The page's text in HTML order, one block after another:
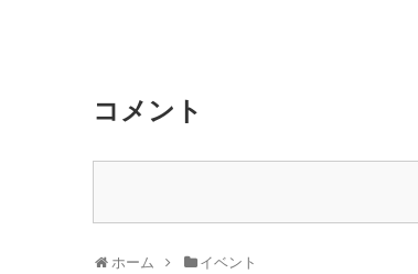
コメント
ホーム イベント